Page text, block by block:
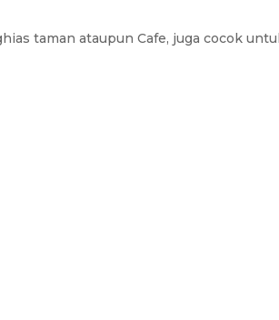
taman ataupun Cafe, juga cocok